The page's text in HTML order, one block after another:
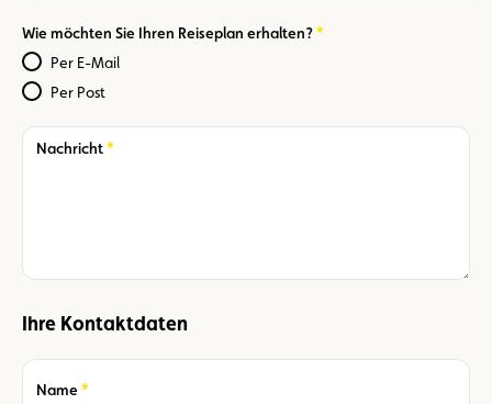
Wie möchten Sie Ihren Reiseplan erhalten?
Required
Per E-Mail
Per Post
Nachricht
Required
Ihre Kontaktdaten
Name
Required